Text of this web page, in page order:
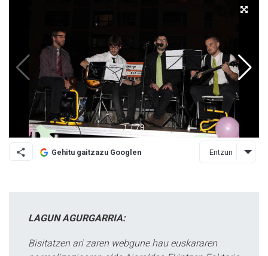
Gehitu gaitzazu Googlen Entzun
LAGUN AGURGARRIA:
Bisitatzen ari zaren webgune hau euskararen